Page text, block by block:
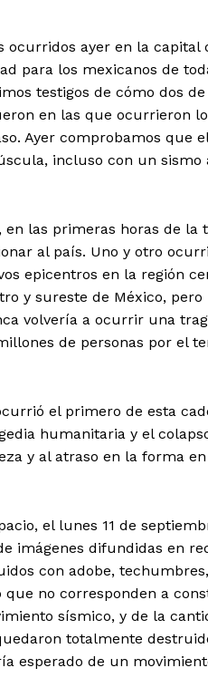
+ Todas las formas de lucha,
ocurridos ayer en la
para los mexicanos de
testigos de cómo dos
en las que ocurrieron
Ayer comprobamos que
incluso con un
en las primeras horas de la
al país. Uno y otro
epicentros en la región
y sureste de México,
volvería a ocurrir una
de personas por el
el primero de esta
humanitaria y el
y al atraso en la forma
el lunes 11 de
imágenes difundidas en
con adobe,
que no corresponden a
sísmico, y de la
totalmente
esperado de un